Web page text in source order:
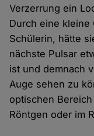
Verzerrung ein
Durch eine kleine
Schülerin, hätte
nächste Pulsar
ist und demnach
Auge sehen zu
optischen
Röntgen oder im